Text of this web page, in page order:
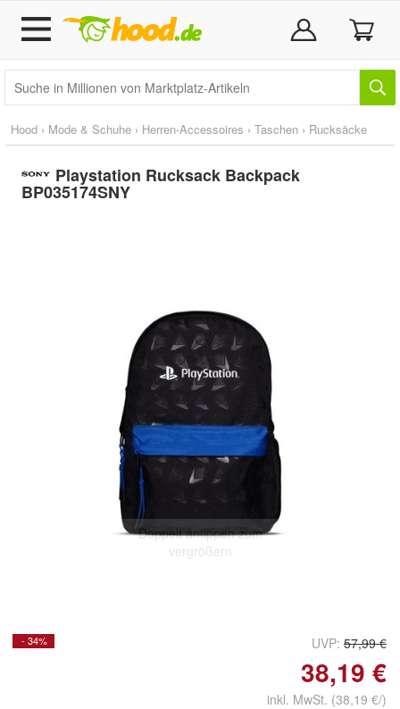
Hood › Mode & Schuhe › Herren-Accessoires › Taschen › Rucksäcke
Playstation Rucksack Backpack
BP035174SNY
Doppelt antippen zum
vergrößern
- 34% UVP: 57,99 €
38,19 €
inkl. MwSt. (38,19 €/)